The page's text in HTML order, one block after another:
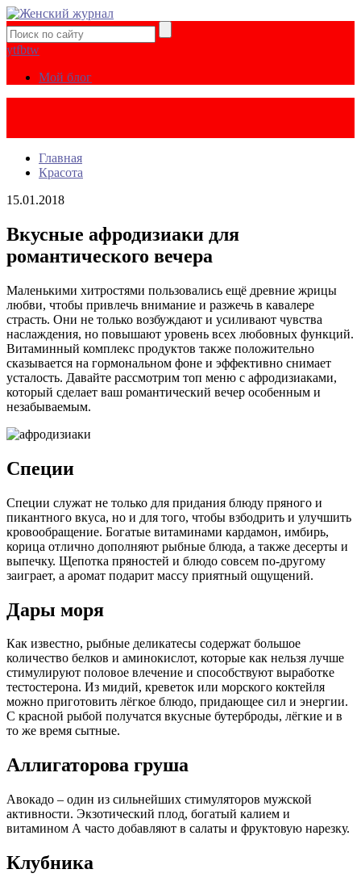
ytfbtw
Мой блог
Главная
Красота
15.01.2018
Вкусные афродизиаки для
романтического вечера
Маленькими хитростями пользовались ещё древние жрицы
любви, чтобы привлечь внимание и разжечь в кавалере
страсть. Они не только возбуждают и усиливают чувства
наслаждения, но повышают уровень всех любовных функций.
Витаминный комплекс продуктов также положительно
сказывается на гормональном фоне и эффективно снимает
усталость. Давайте рассмотрим топ меню с афродизиаками,
который сделает ваш романтический вечер особенным и
незабываемым.
Специи
Специи служат не только для придания блюду пряного и
пикантного вкуса, но и для того, чтобы взбодрить и улучшить
кровообращение. Богатые витаминами кардамон, имбирь,
корица отлично дополняют рыбные блюда, а также десерты и
выпечку. Щепотка пряностей и блюдо совсем по-другому
заиграет, а аромат подарит массу приятный ощущений.
Дары моря
Как известно, рыбные деликатесы содержат большое
количество белков и аминокислот, которые как нельзя лучше
стимулируют половое влечение и способствуют выработке
тестостерона. Из мидий, креветок или морского коктейля
можно приготовить лёгкое блюдо, придающее сил и энергии.
С красной рыбой получатся вкусные бутерброды, лёгкие и в
то же время сытные.
Аллигаторова груша
Авокадо – один из сильнейших стимуляторов мужской
активности. Экзотический плод, богатый калием и
витамином А часто добавляют в салаты и фруктовую нарезку.
Клубника